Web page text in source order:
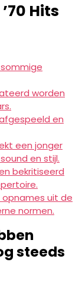
Hits
worden
en
een jonger
en stijl.
bekritiseerd
uit de
normen.
steeds